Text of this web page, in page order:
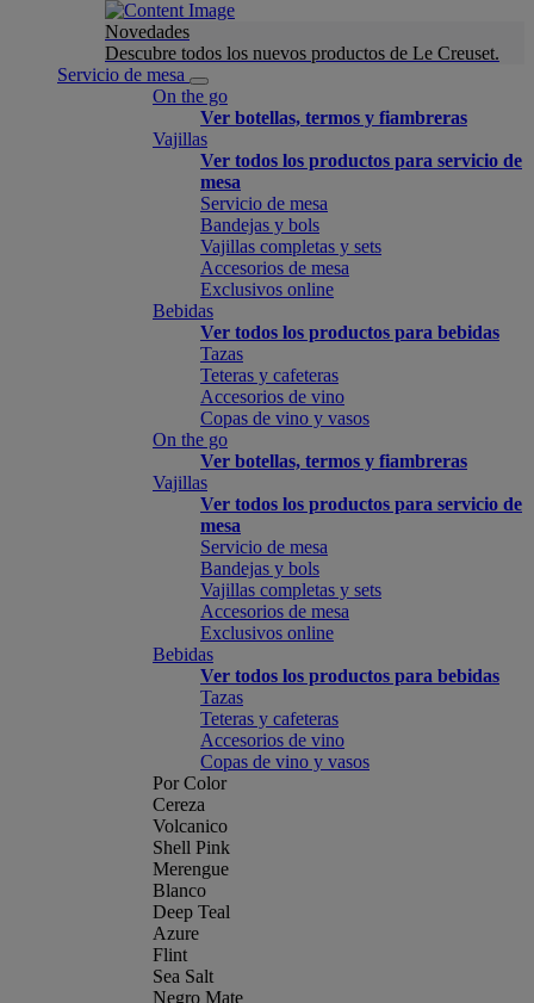
Novedades
Descubre todos los nuevos productos de Le Creuset.
Servicio de mesa
On the go
Ver botellas, termos y fiambreras
Vajillas
Ver todos los productos para servicio de
mesa
Servicio de mesa
Bandejas y bols
Vajillas completas y sets
Accesorios de mesa
Exclusivos online
Bebidas
Ver todos los productos para bebidas
Tazas
Teteras y cafeteras
Accesorios de vino
Copas de vino y vasos
On the go
Ver botellas, termos y fiambreras
Vajillas
Ver todos los productos para servicio de
mesa
Servicio de mesa
Bandejas y bols
Vajillas completas y sets
Accesorios de mesa
Exclusivos online
Bebidas
Ver todos los productos para bebidas
Tazas
Teteras y cafeteras
Accesorios de vino
Copas de vino y vasos
Por Color
Cereza
Volcanico
Shell Pink
Merengue
Blanco
Deep Teal
Azure
Flint
Sea Salt
Negro Mate